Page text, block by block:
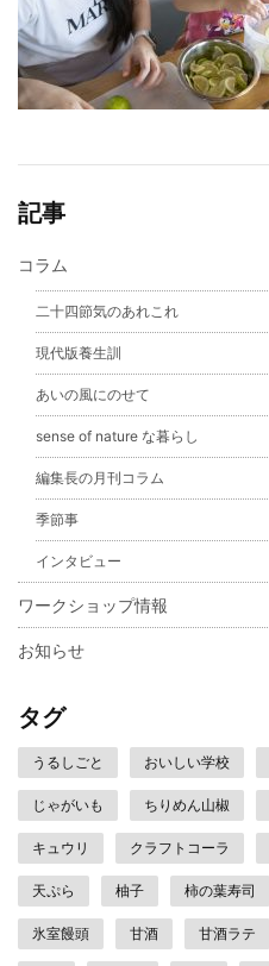
記事
コラム
二十四節気のあれこれ
現代版養生訓
あいの風にのせて
sense of nature な暮らし
編集長の月刊コラム
季節事
インタビュー
ワークショップ情報
お知らせ
タグ
うるしごと おいしい学校
じゃがいも ちりめん山椒
キュウリ クラフトコーラ
天ぷら 柚子 柿の葉寿司
氷室饅頭 甘酒 甘酒ラテ